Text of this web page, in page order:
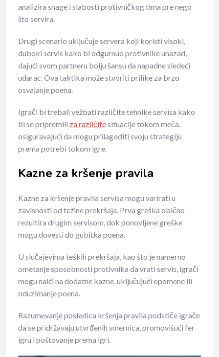
analizira snage i slabosti protivničkog tima pre nego
što servira.
Drugi scenario uključuje servera koji koristi visoki,
duboki servis kako bi odgurnuo protivnike unazad,
dajući svom partneru bolju šansu da napadne sledeći
udarac. Ova taktika može stvoriti prilike za brzo
osvajanje poena.
Igrači bi trebali vežbati različite tehnike servisa kako
bi se pripremili za različitesituacije tokom meča,
osiguravajući da mogu prilagoditi svoju strategiju
prema potrebi tokom igre.
Kazne za kršenje pravila
Kazne za kršenje pravila servisa mogu varirati u
zavisnosti od težine prekršaja. Prva greška obično
rezultira drugim servisom, dok ponovljene greške
mogu dovesti do gubitka poena.
U slučajevima teških prekršaja, kao što je namerno
ometanje sposobnosti protivnika da vrati servis, igrači
mogu naići na dodatne kazne, uključujući opomene ili
oduzimanje poena.
Razumevanje posledica kršenja pravila podstiče igrače
da se pridržavaju utvrđenih smernica, promovišući fer
igru i poštovanje prema igri.